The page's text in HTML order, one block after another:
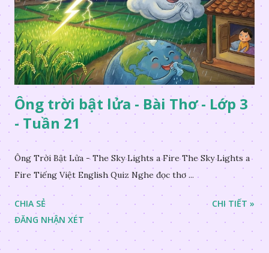
Ông trời bật lửa - Bài Thơ - Lớp 3
- Tuần 21
Ông Trời Bật Lửa - The Sky Lights a Fire The Sky Lights a
Fire Tiếng Việt English Quiz Nghe đọc thơ ...
CHIA SẺ
ĐĂNG NHẬN XÉT
CHI TIẾT »